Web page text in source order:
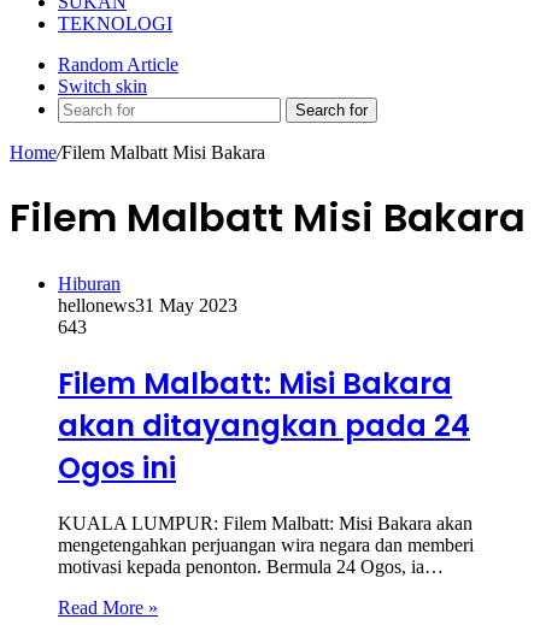
TEKNOLOGI
Random Article
Switch skin
Search for
Home/Filem Malbatt Misi Bakara
Filem Malbatt Misi Bakara
Hiburan
hellonews31 May 2023
643
Filem Malbatt: Misi Bakara
akan ditayangkan pada 24
Ogos ini
KUALA LUMPUR: Filem Malbatt: Misi Bakara akan
mengetengahkan perjuangan wira negara dan memberi
motivasi kepada penonton. Bermula 24 Ogos, ia…
Read More »